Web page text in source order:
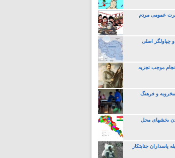
عمومی مردم
و چپاولگر اصلی
موجب تجزیه
و فرهنگ
بخشهای محل
پاسداران جنایتکار